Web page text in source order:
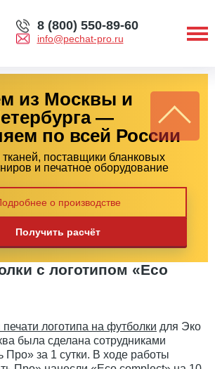
info@pechat-pro.ru
8 (800) 550-89-60
из Москвы и
—
по всей России
поставщики бланковых
и печатное оборудование
о производстве
Получить расчёт
с логотипом «Eco
логотипа на футболки для Эко
была сделана сотрудниками
Про» за 1 сутки. В ходе работы